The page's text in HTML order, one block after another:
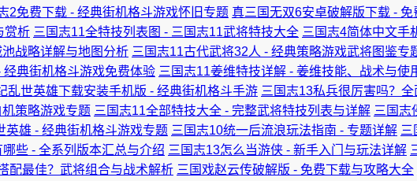
2免费下载 - 经典街机格斗游戏怀旧专题 真三国无双6安卓破解版下载 -
赏析 三国志11全特技列表图 - 三国志11武将特技大全 三国志4简体中文手
战略详解与地图分析 三国志11古代武将32人 - 经典策略游戏武将图鉴专
经典街机格斗游戏免费体验 三国志11姜维特技详解 - 姜维技能、战术与使
乱世英雄下载安装手机版 - 经典街机格斗手游 三国志13私兵很厉害吗？
策略游戏专题 三国志11全部特技大全 - 完整武将特技列表与详解 三国志
英雄 - 经典街机格斗游戏专题 三国志10统一后流浪玩法指南 - 专题详解 三
些 - 全系列版本汇总与介绍 三国志13怎么当游侠 - 新手入门与玩法详解
配最佳？武将组合与战术解析 三国戏赵云传破解版 - 免费下载与攻略大全